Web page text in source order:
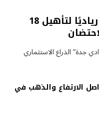
وادي جدة” تطلق معسكرًا رياديًا لتأهيل 18
شركة “وادي جدة” الذراع الاستثماري
الارتفاع والذهب في